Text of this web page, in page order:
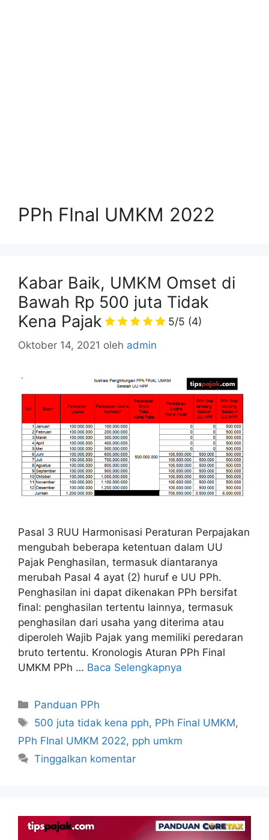
PPh FInal UMKM 2022
Kabar Baik, UMKM Omset di
Bawah Rp 500 juta Tidak
Kena Pajak
5/5 (4)
Oktober 14, 2021 oleh admin
Pasal 3 RUU Harmonisasi Peraturan Perpajakan
mengubah beberapa ketentuan dalam UU
Pajak Penghasilan, termasuk diantaranya
merubah Pasal 4 ayat (2) huruf e UU PPh.
Penghasilan ini dapat dikenakan PPh bersifat
final: penghasilan tertentu lainnya, termasuk
penghasilan dari usaha yang diterima atau
diperoleh Wajib Pajak yang memiliki peredaran
bruto tertentu. Kronologis Aturan PPh Final
UMKM PPh … Baca Selengkapnya
Kategori
Panduan PPh
Tag
500 juta tidak kena pph, PPh Final UMKM,
PPh FInal UMKM 2022, pph umkm
Tinggalkan komentar